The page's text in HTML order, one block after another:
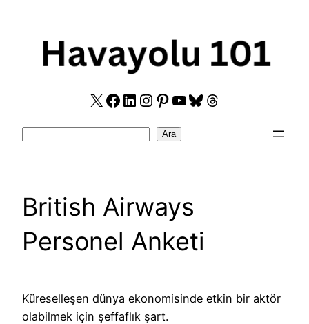
X Facebook
LinkedIn
Instagram
Pinterest
YouTube
Bluesky
Threads
Ara
British Airways
Personel Anketi
Küreselleşen dünya ekonomisinde etkin bir aktör
olabilmek için şeffaflık şart.